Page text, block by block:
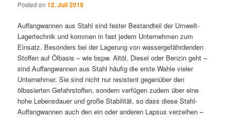
Posted on12. Juli 2016
Auffangwannen aus Stahl sind fester Bestandteil der Umwelt-
Lagertechnik und kommen in fast jedem Unternehmen zum
Einsatz. Besonders bei der Lagerung von wassergefährdenden
Stoffen auf Ölbasis – wie bspw. Altöl, Diesel oder Benzin geht –
sind Auffangwannen aus Stahl häufig die erste Wahle vieler
Unternehmer. Sie sind nicht nur resistent gegenüber den
ölbasierten Gefahrstoffen, sondern verfügen zudem über eine
hohe Lebensdauer und große Stabilität, so dass diese Stahl-
Auffangwannen auch den ein oder anderen Lapsus verzeihen –